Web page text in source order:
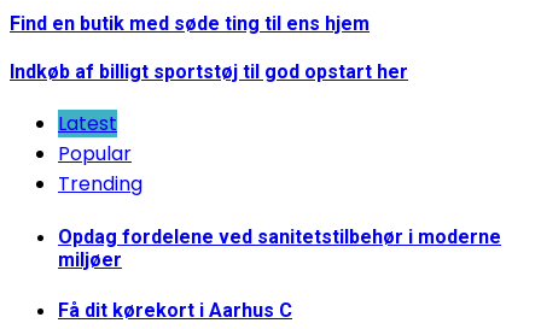
Find en butik med søde ting til ens hjem
Indkøb af billigt sportstøj til god opstart her
Latest
Popular
Trending
Opdag fordelene ved sanitetstilbehør i moderne
miljøer
Få dit kørekort i Aarhus C